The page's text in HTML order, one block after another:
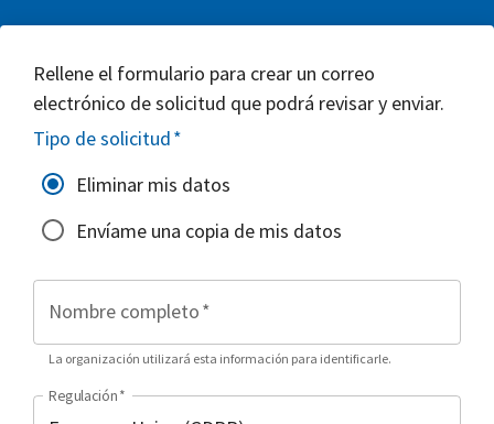
Rellene el formulario para crear un correo
electrónico de solicitud que podrá revisar y enviar.
Tipo de solicitud*
Eliminar mis datos
Envíame una copia de mis datos
Nombre completo*
La organización utilizará esta información para identificarle.
Regulación*